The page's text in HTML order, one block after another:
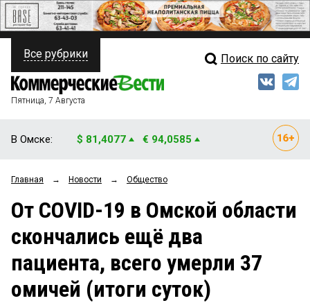
ПОЛИТИКА
ФИНАНСЫ
ОБЩЕСТВО
ЗАКОН
ПРОИСШЕСТВИЯ
Свежий выпуск
Рейтинги
Блоги
Архив
Все рубрики Поиск по сайту
Пятница, 7 Августа
В Омске: $ 81,4077 € 94,0585
Главная → Новости → Общество
От COVID-19 в Омской области
скончались ещё два
пациента, всего умерли 37
омичей (итоги суток)